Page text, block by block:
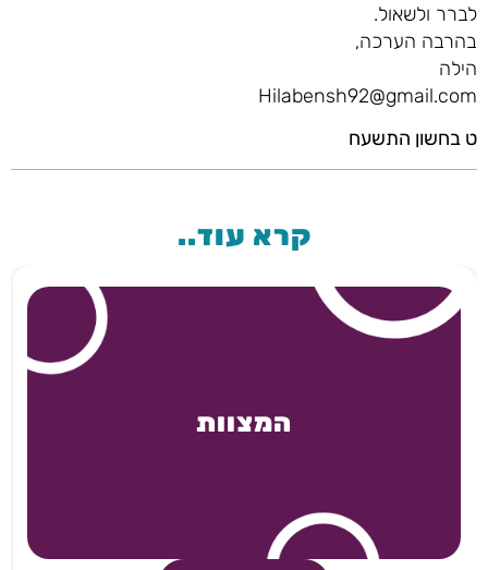
לברר ולשאול.
בהרבה הערכה,
הילה
Hilabensh92@gmail.com
ט בחשון התשעח
קרא עוד..
המצוות